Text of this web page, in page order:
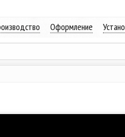
Оформление